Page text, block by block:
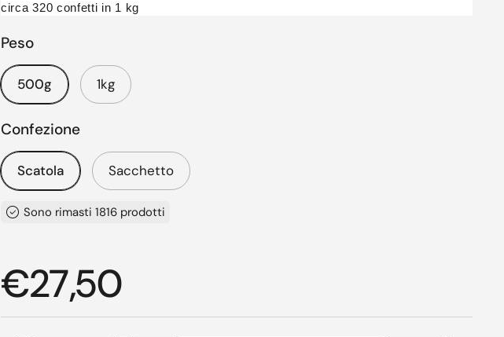
circa 320 confetti in 1 kg
Peso
500g 1kg
Confezione
Scatola Sacchetto
Sono rimasti 1816 prodotti
Prezzo di listino
€27,50